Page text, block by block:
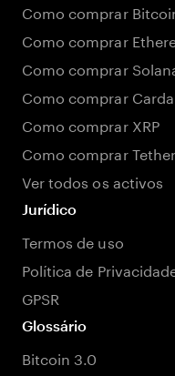
Como comprar
Como comprar
Como comprar
Como comprar
Como comprar XRP
Como comprar Tether
Ver todos os activos
Jurídico
Termos de uso
Política de
GPSR
Glossário
Bitcoin 3.0